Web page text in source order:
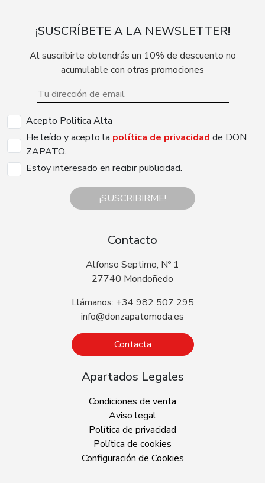
¡SUSCRÍBETE A LA NEWSLETTER!
Al suscribirte obtendrás un 10% de descuento no
acumulable con otras promociones
Acepto Politica Alta
He leído y acepto la política de privacidad de DON
ZAPATO.
Estoy interesado en recibir publicidad.
¡SUSCRIBIRME!
Contacto
Alfonso Septimo, Nº 1
27740 Mondoñedo
Llámanos: +34 982 507 295
info@donzapatomoda.es
Contacta
Apartados Legales
Condiciones de venta
Aviso legal
Política de privacidad
Política de cookies
Configuración de Cookies